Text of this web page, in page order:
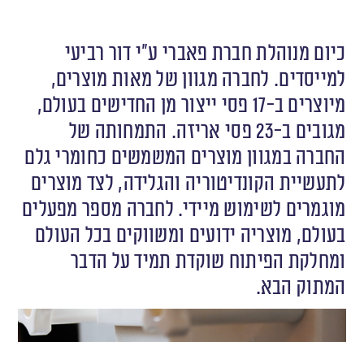
כיום מנוהלת חברת פאברי ע”י דור רביעי
למייסדים. לחברה מגוון של מאות מוצרים,
מיוצרים ב-17 פסי ייצור מן החדישים בעולם,
מגובים ב-23 פסי אריזה. התמחותה של
החברה במגוון מוצרים המשמשים כחומרי גלם
לתעשיית הקונדיטוריה והגלידה, לצד מוצרים
מוגמרים לשימוש מיידי. לחברה מספר מפעלים
בעולם, מוצריה ידועים ומשווקים בכל העולם
ומחלקת הפיתוח שוקדת תמיד על הדבר
המתוק הבא.